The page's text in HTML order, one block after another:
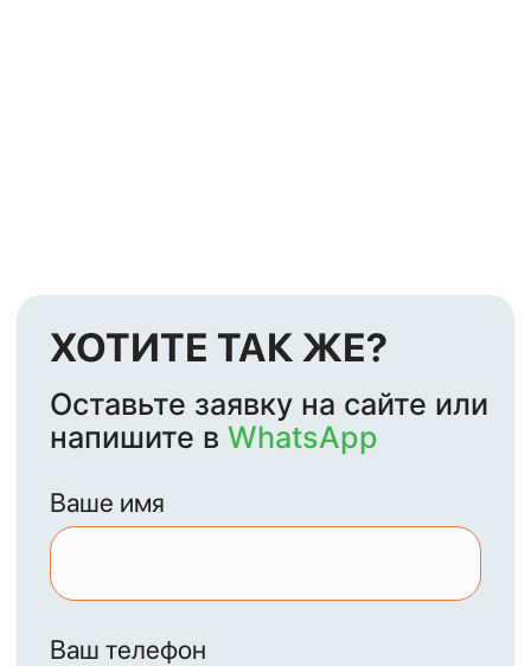
МЫЧИСТИМ И